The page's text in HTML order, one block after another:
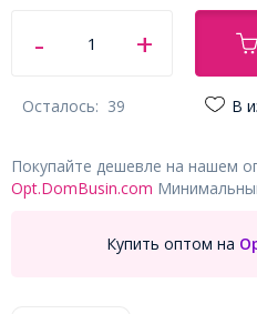
Осталось: 39 В
Покупайте дешевле на нашем
Opt.DomBusin.com
Купить оптом на